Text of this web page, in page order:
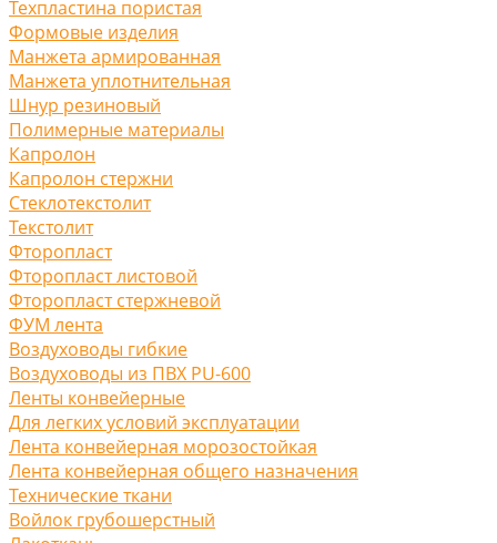
Техпластина пористая
Формовые изделия
Манжета армированная
Манжета уплотнительная
Шнур резиновый
Полимерные материалы
Капролон
Капролон стержни
Стеклотекстолит
Текстолит
Фторопласт
Фторопласт листовой
Фторопласт стержневой
ФУМ лента
Воздуховоды гибкие
Воздуховоды из ПВХ PU-600
Ленты конвейерные
Для легких условий эксплуатации
Лента конвейерная морозостойкая
Лента конвейерная общего назначения
Технические ткани
Войлок грубошерстный